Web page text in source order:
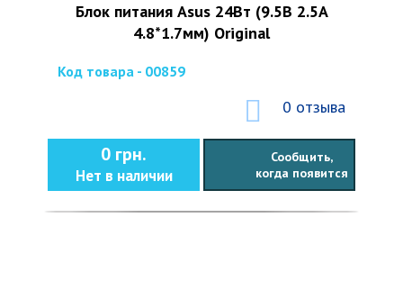
Блок питания Asus 24Вт (9.5В 2.5А
4.8*1.7мм) Original
Код товара - 00859
0 отзыва
0 грн.
Нет в наличии
Сообщить,
когда появится